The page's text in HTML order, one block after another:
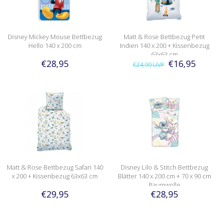
Disney Mickey Mouse Bettbezug
Hello 140 x 200 cm
€28,95
Matt & Rose Bettbezug Petit
Indien 140 x 200 + Kissenbezug
63x63 cm
€24,99UVP €16,95
Matt & Rose Bettbezug Safari 140
x 200 + Kissenbezug 63x63 cm
€29,95
Disney Lilo & Stitch Bettbezug
Blätter 140 x 200 cm + 70 x 90 cm
Baumwolle
€28,95